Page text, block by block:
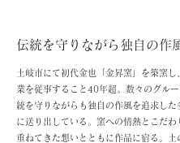
伝統を守りながら独自の作
土岐市にて初代金也「金昇窯」を築窯し
業を従事すること40年超。数々のグル
統を守りながらも独自の作風を追求した
に送り出している。窯への情熱とこだわ
重ねてきた想いとともに作品に宿る。土